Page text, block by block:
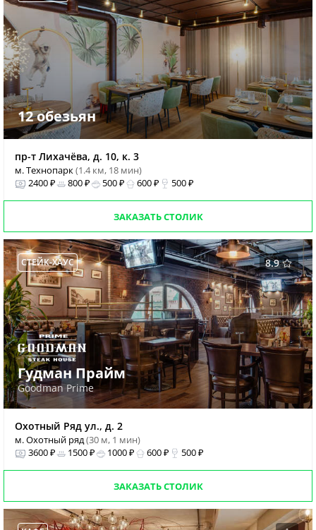
12 обезьян
пр-т Лихачёва, д. 10, к. 3
м. Технопарк(1.4 км, 18 мин)
2400 ₽
800 ₽ 500 ₽ 600 ₽ 500 ₽
ЗАКАЗАТЬ СТОЛИК
8.9
СТЕЙК-ХАУС
Гудман Прайм
Goodman Prime
Охотный Ряд ул., д. 2
м. Охотный ряд(30 м, 1 мин)
3600 ₽
1500 ₽ 1000 ₽ 600 ₽ 500 ₽
ЗАКАЗАТЬ СТОЛИК